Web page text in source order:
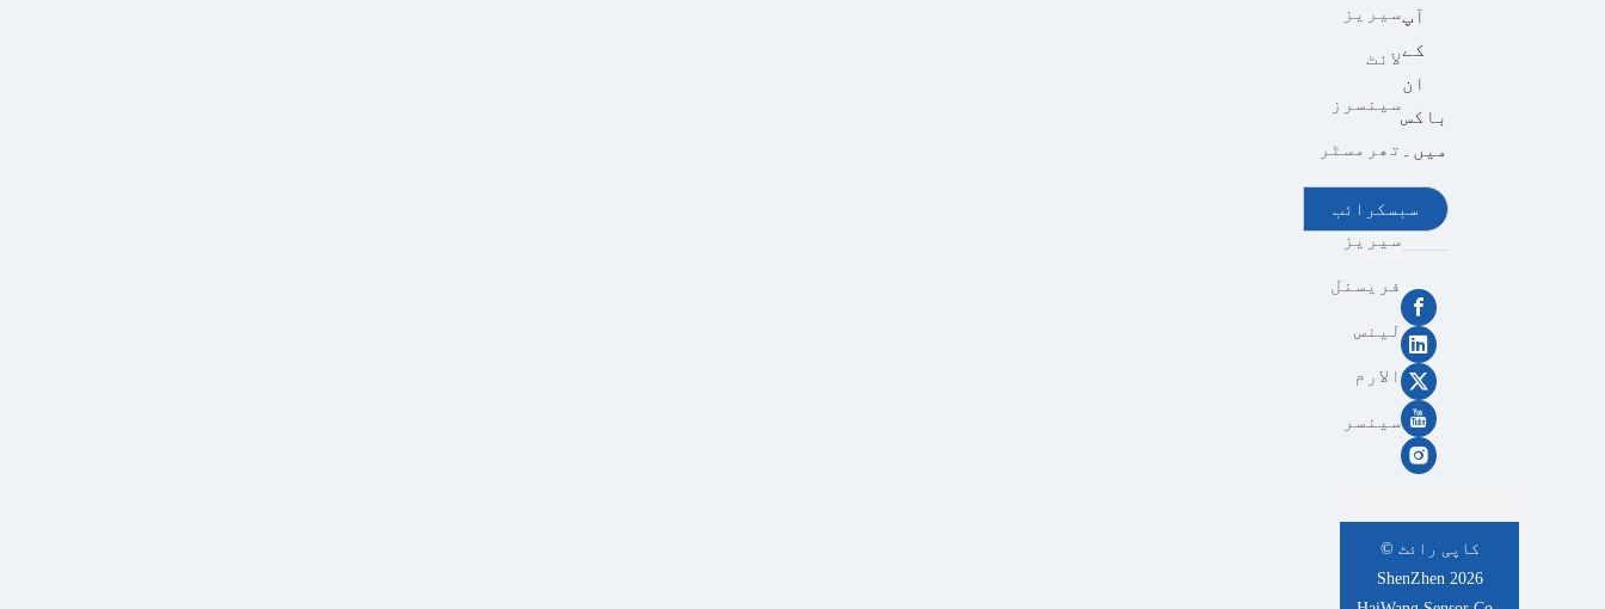
سیریز
لائٹ
سینسرز
تھرمسٹر
سینسر
سیریز
فریسنل
لینس
الارم
سینسر
آپ
کے
ان
باکس
میں۔
سبسکرائب
کریں۔
کاپی رائٹ ©
2026
ShenZhen